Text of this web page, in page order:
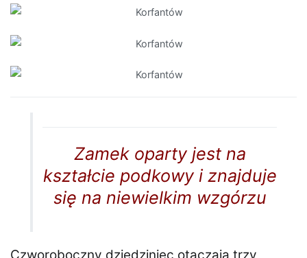
Zamek oparty jest na
kształcie podkowy i znajduje
się na niewielkim wzgórzu
Czworoboczny dziedziniec otaczają trzy